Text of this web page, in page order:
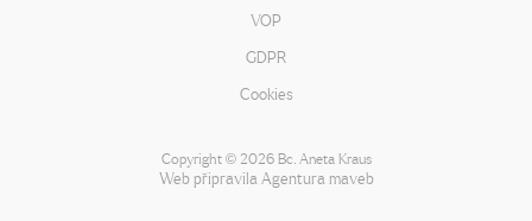
VOP
GDPR
Cookies
Copyright ©2026 Bc. Aneta Kraus
Web připravila Agentura maveb